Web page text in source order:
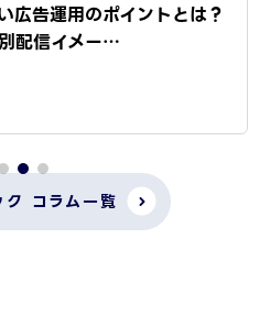
広告運用のポイントとは？
配信イメー…
ク コラム一覧